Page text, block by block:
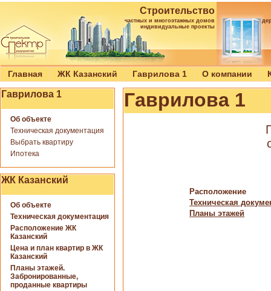
Строительство
частных и многоэтажных домов
индивидуальные проекты
Главная ЖК Казанский Гаврилова 1 О компании
Гаврилова 1
Об объекте
Техническая документация
Выбрать квартиру
Ипотека
ЖК Казанский
Об объекте
Техническая документация
Расположение ЖК
Казанский
Цена и план квартир в ЖК
Казанский
Планы этажей.
Забронированные,
проданные квартиры
Гаврилова 1
Расположение
Техническая
Планы этажей